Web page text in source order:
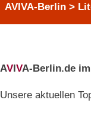
AVIVA-Berlin >
AVIVA-Berlin.de
Unsere aktuellen